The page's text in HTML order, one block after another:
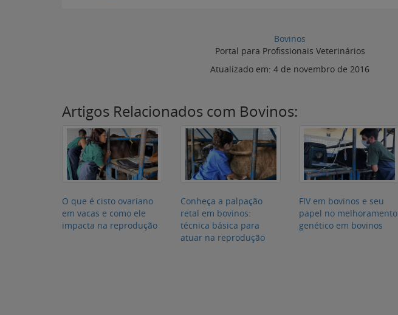
Bovinos
Portal para Profissionais Veterinários
Atualizado em: 4 de novembro de 2016
Artigos Relacionados com Bovinos:
O que é cisto ovariano
em vacas e como ele
impacta na reprodução
Conheça a palpação
retal em bovinos:
técnica básica para
atuar na reprodução
FIV em bovinos e seu
papel no melhoramento
genético em bovinos